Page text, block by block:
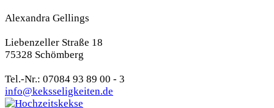
Alexandra Gellings
Liebenzeller Straße 18
75328 Schömberg
Tel.-Nr.: 07084 93 89 00 - 3
info@keksseligkeiten.de